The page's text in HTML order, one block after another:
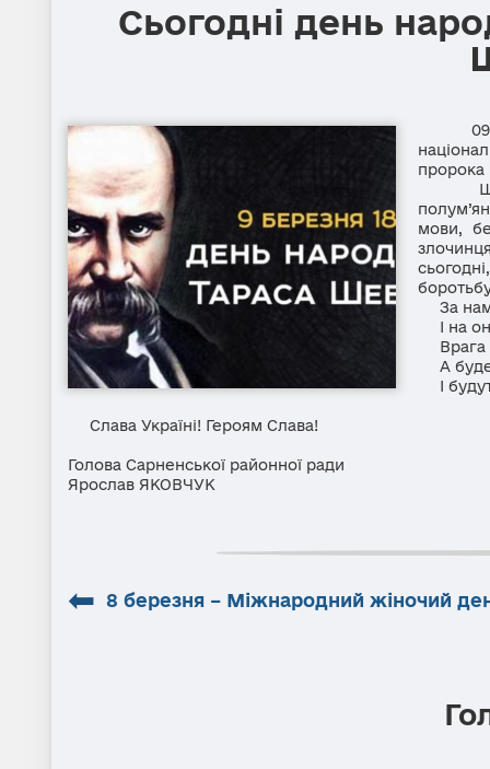
Сьогодні день
09
пророка
мови,
За
І на
Врага
А буде
І
Слава Україні! Героям Слава!
Голова Сарненської районної ради
Ярослав ЯКОВЧУК
⬅ 8 березня – Міжнародний жіночий